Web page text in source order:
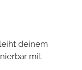
deinem
mit